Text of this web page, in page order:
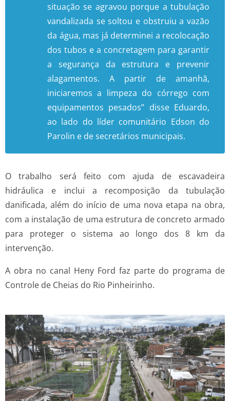
situação se agravou porque a tubulação
vandalizada se soltou e obstruiu a vazão
da água, mas já determinei a recolocação
dos tubos e a concretagem para garantir
a segurança da estrutura e prevenir
alagamentos. A partir de amanhã,
iniciaremos a limpeza do córrego com
equipamentos pesados” disse Eduardo,
ao lado do líder comunitário Edson do
Parolin e de secretários municipais.
O trabalho será feito com ajuda de escavadeira
hidráulica e inclui a recomposição da tubulação
danificada, além do início de uma nova etapa na obra,
com a instalação de uma estrutura de concreto armado
para proteger o sistema ao longo dos 8 km da
intervenção.
A obra no canal Heny Ford faz parte do programa de
Controle de Cheias do Rio Pinheirinho.